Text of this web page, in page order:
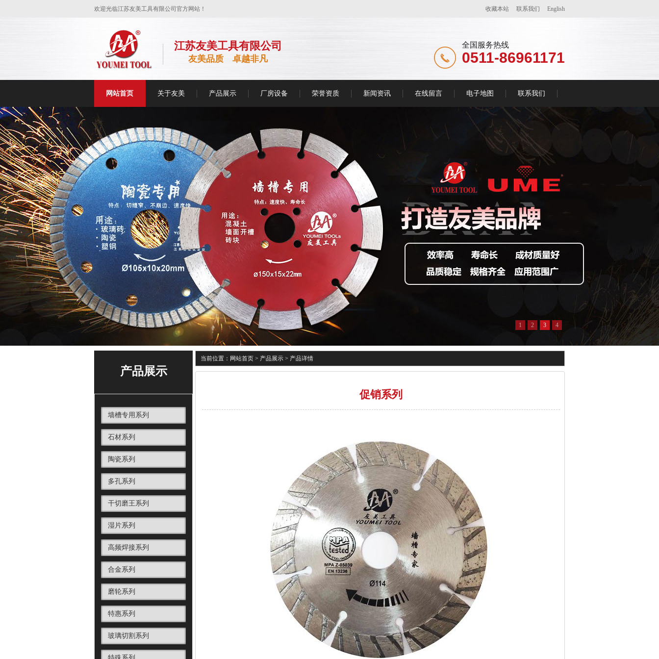
收藏本站 联系我们 English
欢迎光临江苏友美工具有限公司官方网站！
江苏友美工具有限公司
友美品质 卓越非凡
全国服务热线
0511-86961171
网站首页 关于友美 产品展示 厂房设备 荣誉资质 新闻资讯 在线留言 电子地图 联系我们
1 2 3 4
产品展示
墙槽专用系列
石材系列
陶瓷系列
多孔系列
干切磨王系列
湿片系列
高频焊接系列
合金系列
磨轮系列
特惠系列
玻璃切割系列
当前位置： 网站首页 > 产品展示 > 产品详情
促销系列